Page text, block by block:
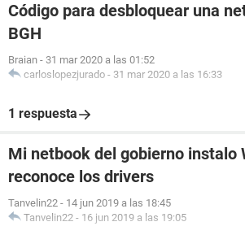
Código para desbloquear una
BGH
Braian - 31 mar 2020 a las 01:52
carloslopezjurado - 31 mar 2020 a las 16:33
1 respuesta
Mi netbook del gobierno instalo
reconoce los drivers
Tanvelin22 - 14 jun 2019 a las 18:45
Tanvelin22 - 16 jun 2019 a las 19:05